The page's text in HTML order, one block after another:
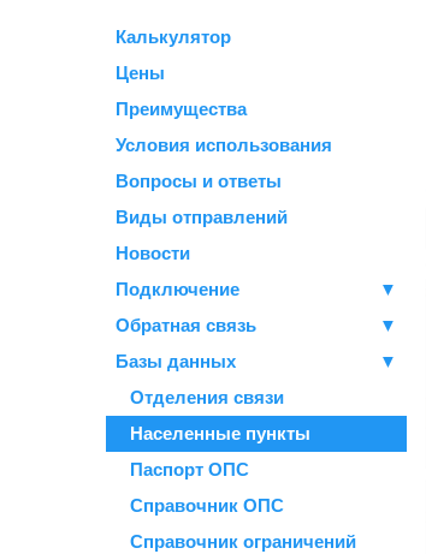
Калькулятор
Цены
Преимущества
Условия использования
Вопросы и ответы
Виды отправлений
Новости
Подключение
▼
Обратная связь
▼
Базы данных
▼
Отделения связи
Населенные пункты
Паспорт ОПС
Справочник ОПС
Справочник ограничений